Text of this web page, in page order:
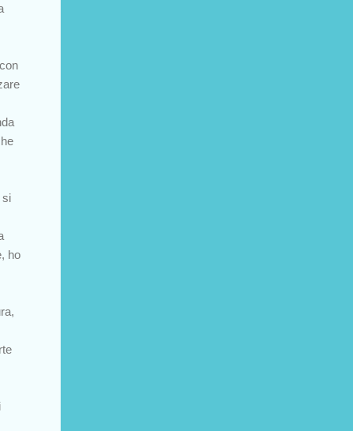
si
ho